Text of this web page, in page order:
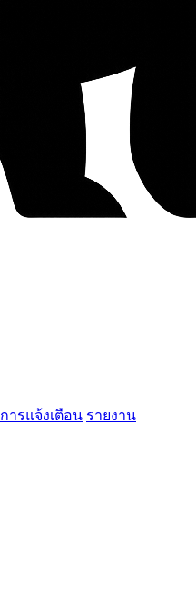
การแจ้งเตือน รายงาน